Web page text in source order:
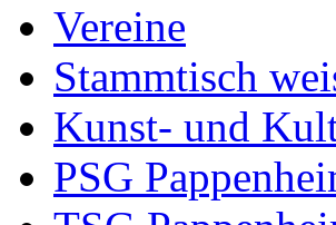
Vereine
Stammtisch
Kunst- und
PSG